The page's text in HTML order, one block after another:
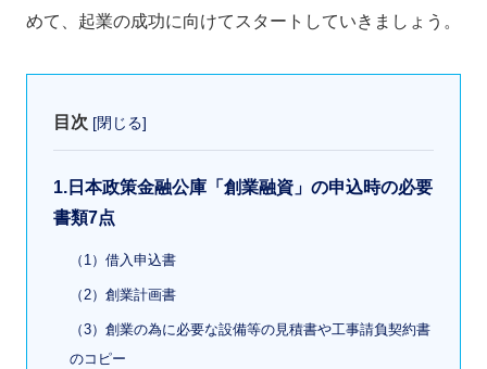
めて、起業の成功に向けてスタートしていきましょう。
目次 [閉じる]
1.日本政策金融公庫「創業融資」の申込時の必要
書類7点
（1）借入申込書
（2）創業計画書
（3）創業の為に必要な設備等の見積書や工事請負契約書
のコピー